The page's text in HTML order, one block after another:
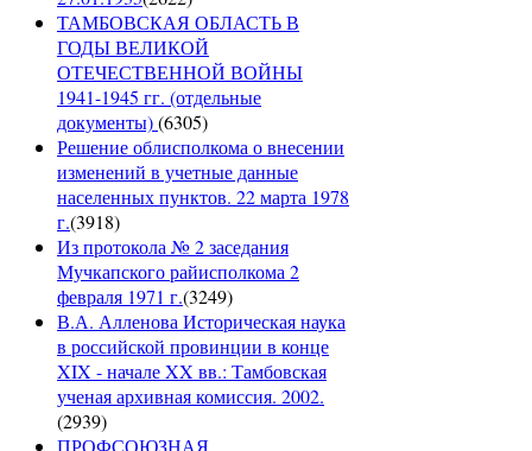
ТАМБОВСКАЯ ОБЛАСТЬ В
ГОДЫ ВЕЛИКОЙ
ОТЕЧЕСТВЕННОЙ ВОЙНЫ
1941-1945 гг. (отдельные
документы)(6305)
Решение облисполкома о внесении
изменений в учетные данные
населенных пунктов. 22 марта 1978
г.(3918)
Из протокола № 2 заседания
Мучкапского райисполкома 2
февраля 1971 г.(3249)
В.А. Алленова Историческая наука
в российской провинции в конце
XIX - начале XX вв.: Тамбовская
ученая архивная комиссия. 2002.
(2939)